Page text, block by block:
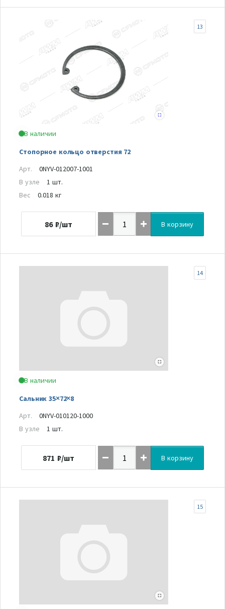
В наличии
Стопорное кольцо отверстия 72
13
Арт.
0NYV-012007-1001
В узле
1 шт.
Вес
0.018 кг
86 ₽/шт В корзину
В наличии
Сальник 35×72×8
14
Арт.
0NYV-010120-1000
В узле
1 шт.
871 ₽/шт В корзину
15